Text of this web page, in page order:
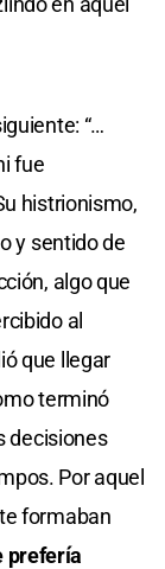
“…
fue
histrionismo,
y sentido de
algo que
al
que llegar
terminó
decisiones
Por aquel
formaban
prefería